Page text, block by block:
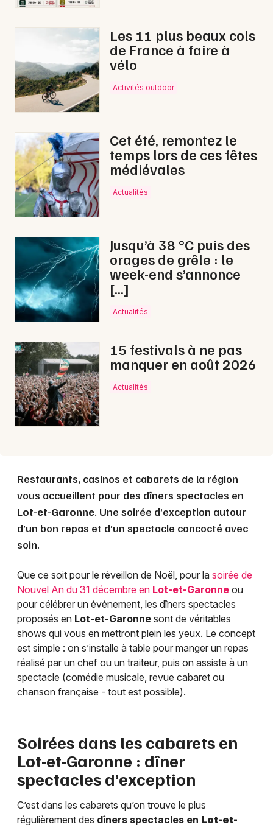
Newsletter des sorties
Artistes en tournée
Actus en Lot-et-Garonne
Magazine en Lot-et-Garonne
47 - Lot-et-Garonne
Choisir mes départements
Mon email
Je m'abonne
Les 11 plus beaux cols
de France à faire à
vélo
Activités outdoor
Cet été, remontez le
temps lors de ces fêtes
médiévales
Actualités
Jusqu’à 38 °C puis des
orages de grêle : le
week-end s’annonce
[…]
Actualités
15 festivals à ne pas
manquer en août 2026
Actualités
Restaurants, casinos et cabarets de la région
vous accueillent pour des dîners spectacles en
Lot-et-Garonne. Une soirée d’exception autour
d’un bon repas et d’un spectacle concocté avec
soin.
Que ce soit pour le réveillon de Noël, pour la soirée de
Nouvel An du 31 décembre en Lot-et-Garonne ou
pour célébrer un événement, les dîners spectacles
proposés en Lot-et-Garonne sont de véritables
shows qui vous en mettront plein les yeux. Le concept
est simple : on s’installe à table pour manger un repas
réalisé par un chef ou un traiteur, puis on assiste à un
spectacle (comédie musicale, revue cabaret ou
chanson française - tout est possible).
Soirées dans les cabarets en
Lot-et-Garonne : dîner
spectacles d’exception
C’est dans les cabarets qu’on trouve le plus
régulièrement des dîners spectacles en Lot-et-